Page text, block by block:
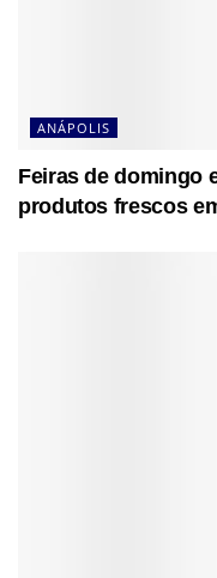
ANÁPOLIS
Feiras de domingo
produtos frescos